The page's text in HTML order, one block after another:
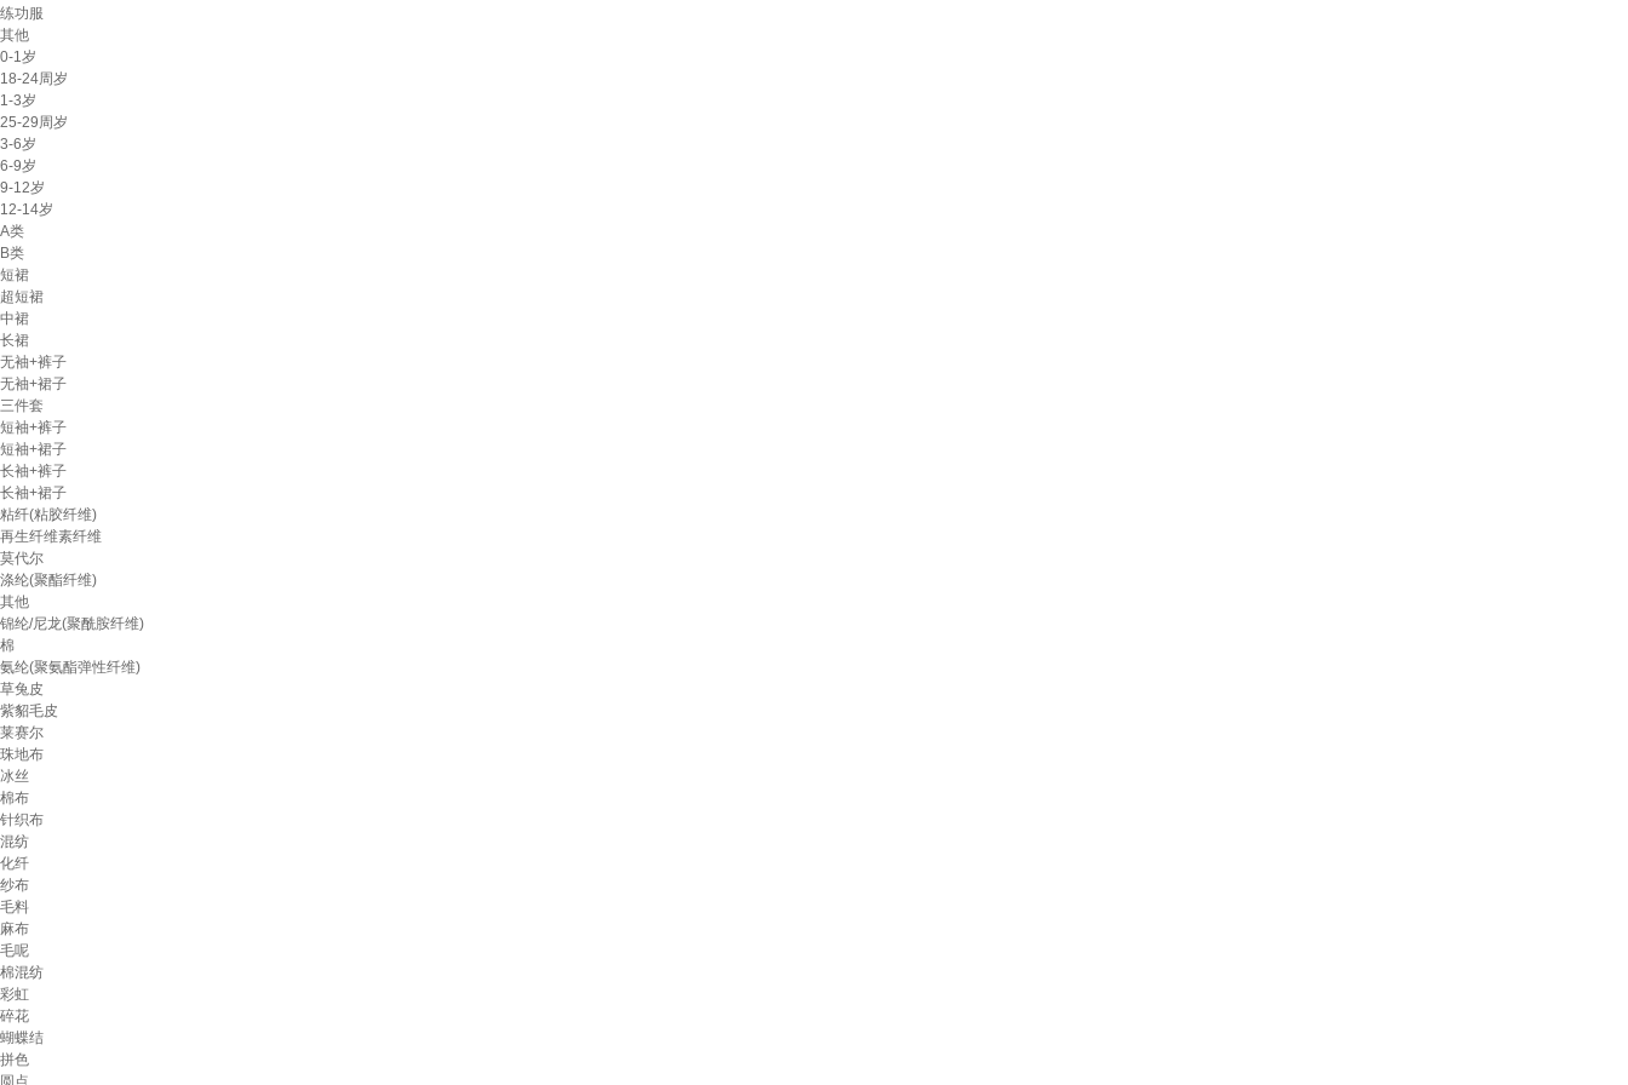
练功服
其他
0-1岁
18-24周岁
1-3岁
25-29周岁
3-6岁
6-9岁
9-12岁
12-14岁
A类
B类
短裙
超短裙
中裙
长裙
无袖+裤子
无袖+裙子
三件套
短袖+裤子
短袖+裙子
长袖+裤子
长袖+裙子
粘纤(粘胶纤维)
再生纤维素纤维
莫代尔
涤纶(聚酯纤维)
其他
锦纶/尼龙(聚酰胺纤维)
棉
氨纶(聚氨酯弹性纤维)
草兔皮
紫貂毛皮
莱赛尔
珠地布
冰丝
棉布
针织布
混纺
化纤
纱布
毛料
麻布
毛呢
棉混纺
彩虹
碎花
蝴蝶结
拼色
圆点